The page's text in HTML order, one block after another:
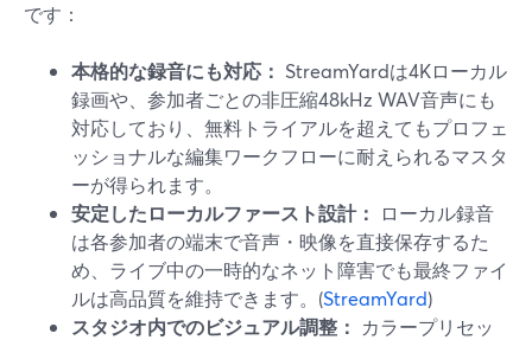
です：
本格的な録音にも対応： StreamYardは4Kローカル
録画や、参加者ごとの非圧縮48kHz WAV音声にも
対応しており、無料トライアルを超えてもプロフェ
ッショナルな編集ワークフローに耐えられるマスタ
ーが得られます。
安定したローカルファースト設計：
ローカル録音
は各参加者の端末で音声・映像を直接保存するた
め、ライブ中の一時的なネット障害でも最終ファイ
ルは高品質を維持できます。(StreamYard)
スタジオ内でのビジュアル調整： カラープリセッ